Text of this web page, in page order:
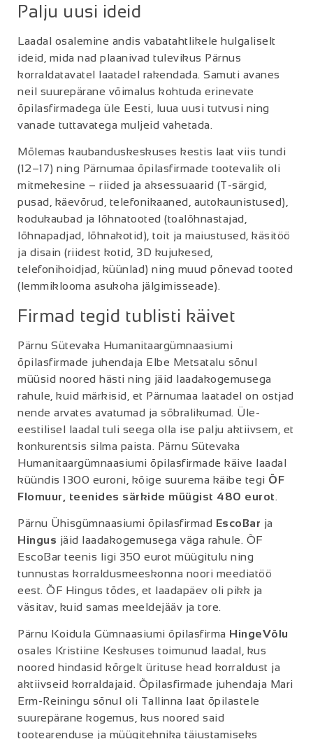
Palju uusi ideid
Laadal osalemine andis vabatahtlikele hulgaliselt
ideid, mida nad plaanivad tulevikus Pärnus
korraldatavatel laatadel rakendada. Samuti avanes
neil suurepärane võimalus kohtuda erinevate
õpilasfirmadega üle Eesti, luua uusi tutvusi ning
vanade tuttavatega muljeid vahetada.
Mõlemas kaubanduskeskuses kestis laat viis tundi
(12–17) ning Pärnumaa õpilasfirmade tootevalik oli
mitmekesine – riided ja aksessuaarid (T-särgid,
pusad, käevõrud, telefonikaaned, autokaunistused),
kodukaubad ja lõhnatooted (toalõhnastajad,
lõhnapadjad, lõhnakotid), toit ja maiustused, käsitöö
ja disain (riidest kotid, 3D kujukesed,
telefonihoidjad, küünlad) ning muud põnevad tooted
(lemmiklooma asukoha jälgimisseade).
Firmad tegid tublisti käivet
Pärnu Sütevaka Humanitaargümnaasiumi
õpilasfirmade juhendaja Elbe Metsatalu sõnul
müüsid noored hästi ning jäid laadakogemusega
rahule, kuid märkisid, et Pärnumaa laatadel on ostjad
nende arvates avatumad ja sõbralikumad. Üle-
eestilisel laadal tuli seega olla ise palju aktiivsem, et
konkurentsis silma paista. Pärnu Sütevaka
Humanitaargümnaasiumi õpilasfirmade käive laadal
küündis 1300 euroni, kõige suurema käibe tegi ÕF
Flomuur, teenides särkide müügist 480 eurot.
Pärnu Ühisgümnaasiumi õpilasfirmad EscoBar ja
Hingus jäid laadakogemusega väga rahule. ÕF
EscoBar teenis ligi 350 eurot müügitulu ning
tunnustas korraldusmeeskonna noori meediatöö
eest. ÕF Hingus tõdes, et laadapäev oli pikk ja
väsitav, kuid samas meeldejääv ja tore.
Pärnu Koidula Gümnaasiumi õpilasfirma HingeVõlu
osales Kristiine Keskuses toimunud laadal, kus
noored hindasid kõrgelt ürituse head korraldust ja
aktiivseid korraldajaid. Õpilasfirmade juhendaja Mari
Erm-Reiningu sõnul oli Tallinna laat õpilastele
suurepärane kogemus, kus noored said
tootearenduse ja müügitehnika täiustamiseks